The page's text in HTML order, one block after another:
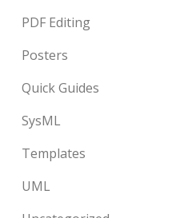
PDF Editing
Posters
Quick Guides
SysML
Templates
UML